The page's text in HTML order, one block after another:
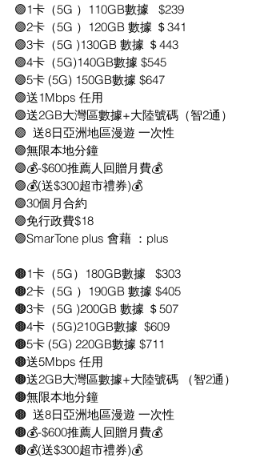
🟣1卡（5G ）110GB數據   $239
🟣2卡（5G ）120GB 數據 ＄341
🟣3卡（5G )130GB 數據 ＄443
🟣4卡（5G)140GB數據 $545
🟣5卡 (5G) 150GB數據 $647
🟣送1Mbps 任用
🟣送2GB大灣區數據+大陸號碼（智2通）
🟣  送8日亞洲地區漫遊 一次性
🟣無限本地分鐘
🟣💰-$600推薦人回贈月費💰
🟣💰(送$300超市禮券)💰
🟣30個月合約
🟣免行政費$18
🟣SmarTone plus 會藉 ：plus
🟤1卡（5G）180GB數據   $303
🟤2卡（5G ）190GB 數據 $405
🟤3卡（5G )200GB 數據 ＄507
🟤4卡（5G)210GB數據  $609
🟤5卡 (5G) 220GB數據 $711
🟤送5Mbps 任用
🟤送2GB大灣區數據+大陸號碼 （智2通）
🟤無限本地分鐘
🟤  送8日亞洲地區漫遊 一次性
🟤💰-$600推薦人回贈月費💰
🟤💰(送$300超市禮券)💰